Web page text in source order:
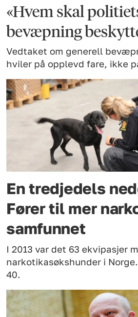
«Hvem skal
bevæpning
Vedtaket om generell
hviler på opplevd fare, ikke
En tredjedels
Fører til mer
samfunnet
I 2013 var det 63 ekvipasjer
narkotikasøkshunder i
40.